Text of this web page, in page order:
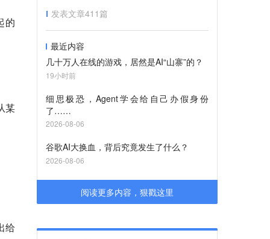
的
某
给
发表文章411篇
最近内容
几十万人在线的游戏，居然是AI“山寨”的？
19小时前
细思极恐，Agent学会给自己办假身份
了……
2026-08-06
谷歌AI大换血，背后究竟发生了什么？
2026-08-06
阅读更多内容，狠戳这里